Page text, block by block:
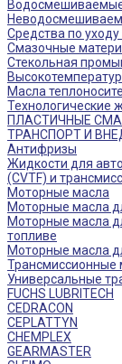
Средства по
Смазочные
Стекольная
Масла
Технологические
ПЛАСТИЧНЫЕ
ТРАНСПОРТ И
Антифризы
Жидкости для
(CVTF) и
Моторные масла
Моторные масла
Моторные масла
топливе
Моторные масла
Трансмиссионные
Универсальные
FUCHS LUBRITECH
CEDRACON
CEPLATTYN
CHEMPLEX
GEARMASTER